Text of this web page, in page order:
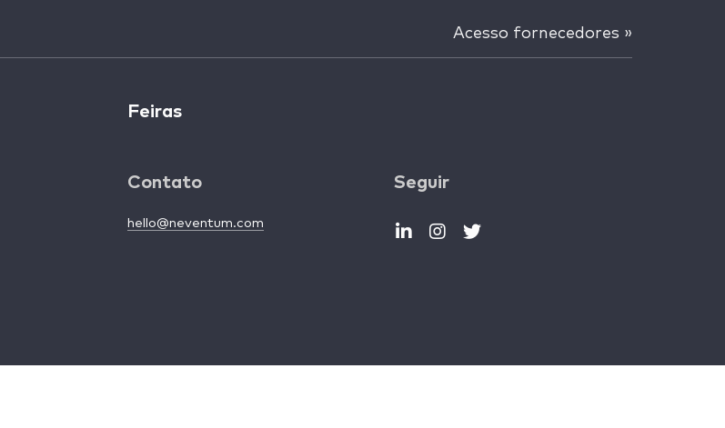
Acesso fornecedores »
Feiras
Contato
hello@neventum.com
Seguir